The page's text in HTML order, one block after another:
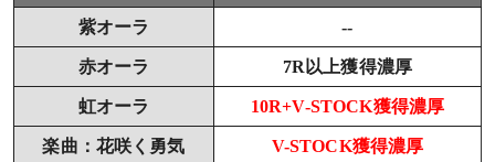
紫オーラ --
赤オーラ 7R以上獲得濃厚
虹オーラ 10R+V-STOCK獲得濃厚
楽曲：花咲く勇気 V-STOCK獲得濃厚